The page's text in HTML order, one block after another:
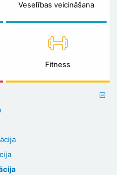
Veselības veicināšana
Fitness